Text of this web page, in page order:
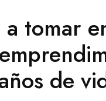
a tomar
de